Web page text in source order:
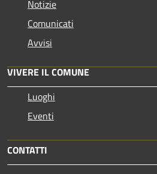
Notizie
Comunicati
Avvisi
VIVERE IL COMUNE
Luoghi
Eventi
CONTATTI